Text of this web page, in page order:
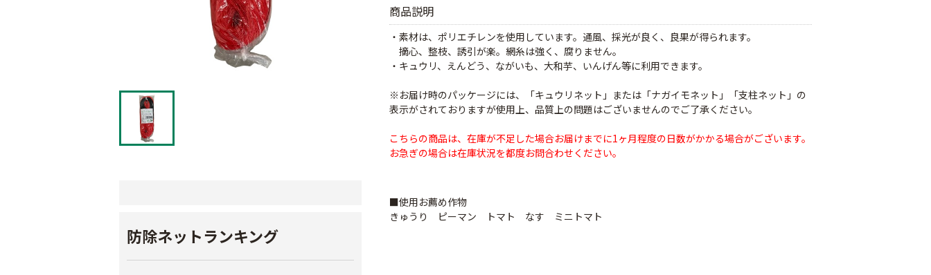
防除ネットランキング
商品説明
・素材は、ポリエチレンを使用しています。通風、採光が良く、良果が得られます。
摘心、整枝、誘引が楽。網糸は強く、腐りません。
・キュウリ、えんどう、ながいも、大和芋、いんげん等に利用できます。
※お届け時のパッケージには、「キュウリネット」または「ナガイモネット」「支柱ネット」の
表示がされておりますが使用上、品質上の問題はございませんのでご了承ください。
こちらの商品は、在庫が不足した場合お届けまでに1ヶ月程度の日数がかかる場合がございます。
お急ぎの場合は在庫状況を都度お問合わせください。
■使用お薦め作物
きゅうり ピーマン トマト なす ミニトマト